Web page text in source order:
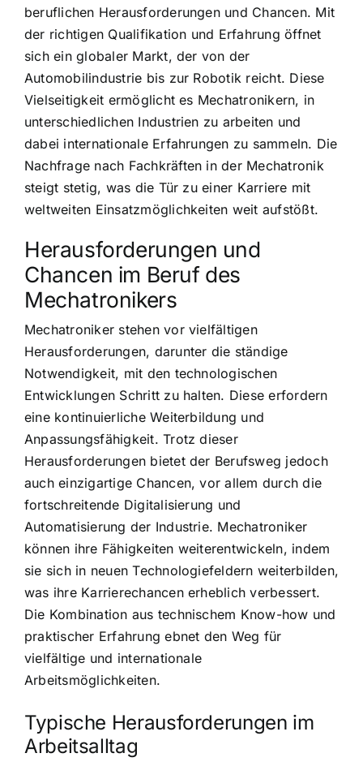
beruflichen Herausforderungen und Chancen. Mit
der richtigen Qualifikation und Erfahrung öffnet
sich ein globaler Markt, der von der
Automobilindustrie bis zur Robotik reicht. Diese
Vielseitigkeit ermöglicht es Mechatronikern, in
unterschiedlichen Industrien zu arbeiten und
dabei internationale Erfahrungen zu sammeln. Die
Nachfrage nach Fachkräften in der Mechatronik
steigt stetig, was die Tür zu einer Karriere mit
weltweiten Einsatzmöglichkeiten weit aufstößt.
Herausforderungen und
Chancen im Beruf des
Mechatronikers
Mechatroniker stehen vor vielfältigen
Herausforderungen, darunter die ständige
Notwendigkeit, mit den technologischen
Entwicklungen Schritt zu halten. Diese erfordern
eine kontinuierliche Weiterbildung und
Anpassungsfähigkeit. Trotz dieser
Herausforderungen bietet der Berufsweg jedoch
auch einzigartige Chancen, vor allem durch die
fortschreitende Digitalisierung und
Automatisierung der Industrie. Mechatroniker
können ihre Fähigkeiten weiterentwickeln, indem
sie sich in neuen Technologiefeldern weiterbilden,
was ihre Karrierechancen erheblich verbessert.
Die Kombination aus technischem Know-how und
praktischer Erfahrung ebnet den Weg für
vielfältige und internationale
Arbeitsmöglichkeiten.
Typische Herausforderungen im
Arbeitsalltag